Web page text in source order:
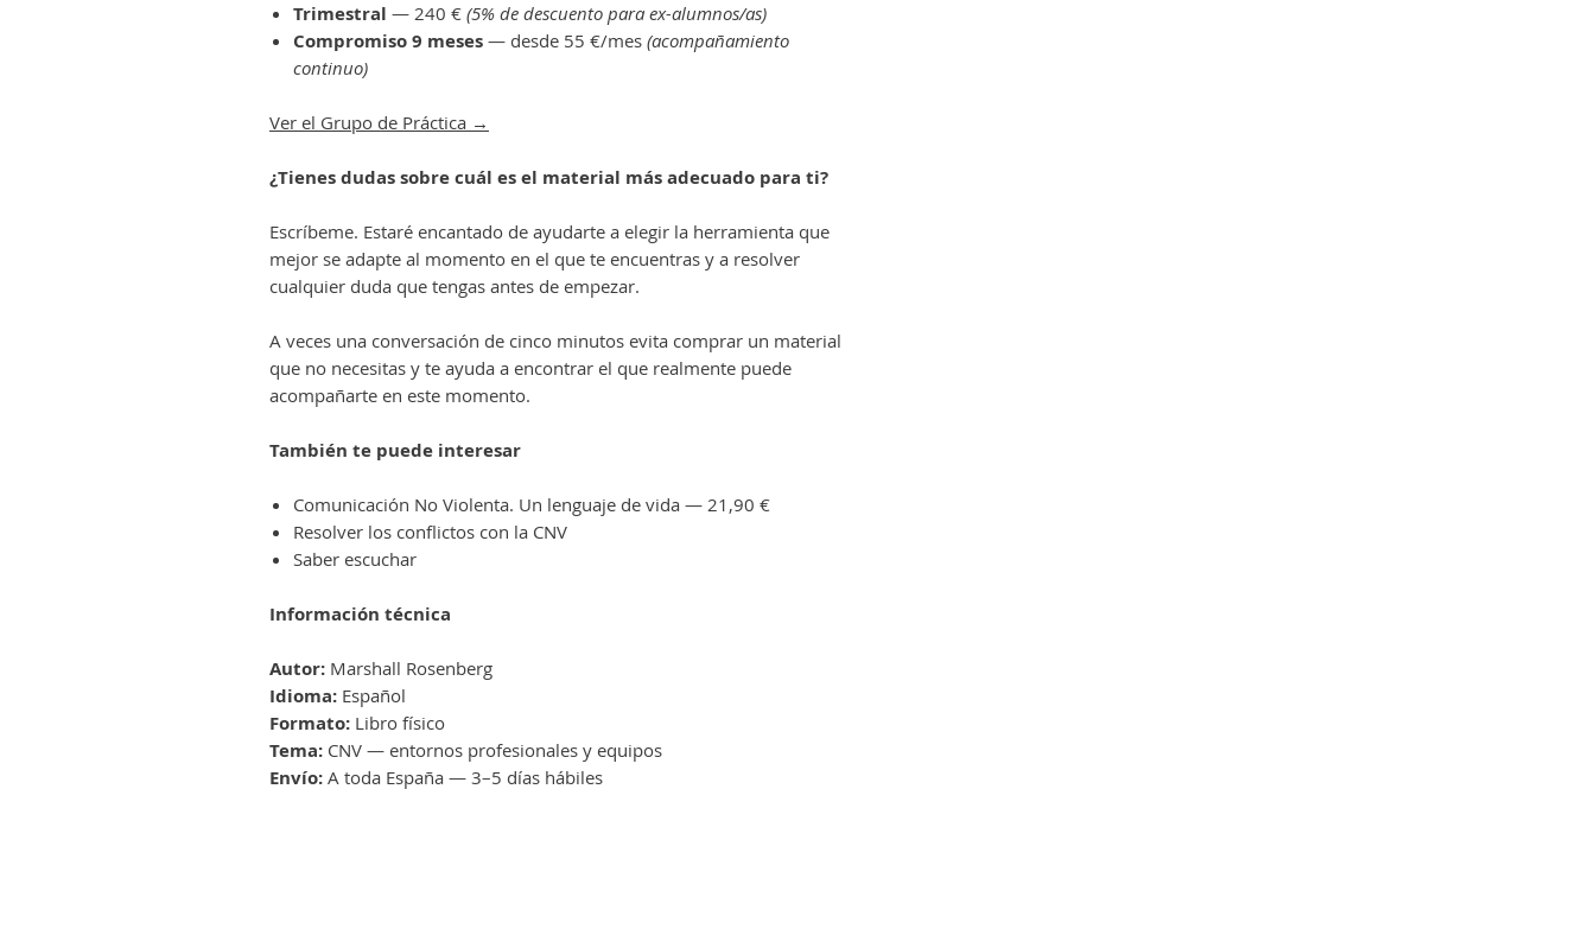
Trimestral — 240 € (5% de descuento para ex-alumnos/as)
Compromiso 9 meses — desde 55 €/mes (acompañamiento
continuo)
Ver el Grupo de Práctica →
¿Tienes dudas sobre cuál es el material más adecuado para ti?
Escríbeme. Estaré encantado de ayudarte a elegir la herramienta que
mejor se adapte al momento en el que te encuentras y a resolver
cualquier duda que tengas antes de empezar.
A veces una conversación de cinco minutos evita comprar un material
que no necesitas y te ayuda a encontrar el que realmente puede
acompañarte en este momento.
También te puede interesar
Comunicación No Violenta. Un lenguaje de vida — 21,90 €
Resolver los conflictos con la CNV
Saber escuchar
Información técnica
Autor: Marshall Rosenberg
Idioma: Español
Formato: Libro físico
Tema: CNV — entornos profesionales y equipos
Envío: A toda España — 3–5 días hábiles